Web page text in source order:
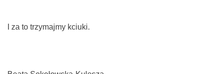
I za to trzymajmy kciuki.